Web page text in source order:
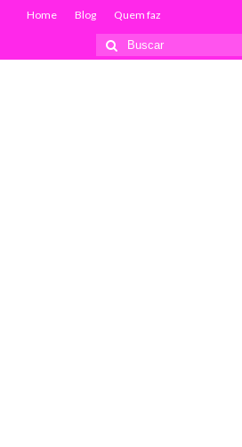
Home Blog Quem faz
Buscar
por: